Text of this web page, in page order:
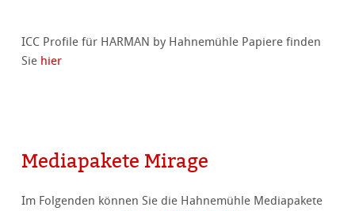
ICC Profile für HARMAN by Hahnemühle Papiere finden
Sie hier
Mediapakete Mirage
Im Folgenden können Sie die Hahnemühle Mediapakete